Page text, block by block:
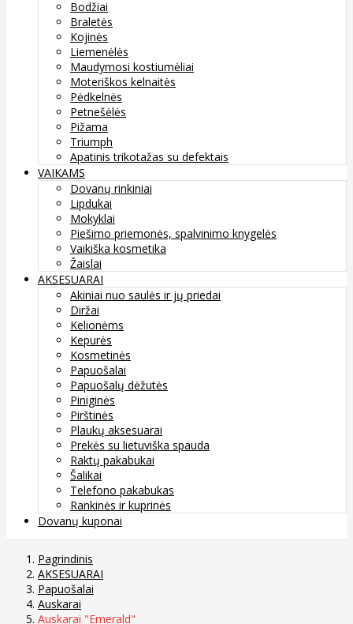
Bodžiai
Braletės
Kojinės
Liemenėlės
Maudymosi kostiumėliai
Moteriškos kelnaitės
Pėdkelnės
Petnešėlės
Pižama
Triumph
Apatinis trikotažas su defektais
VAIKAMS
Dovanų rinkiniai
Lipdukai
Mokyklai
Piešimo priemonės, spalvinimo knygelės
Vaikiška kosmetika
Žaislai
AKSESUARAI
Akiniai nuo saulės ir jų priedai
Diržai
Kelionėms
Kepurės
Kosmetinės
Papuošalai
Papuošalų dėžutės
Piniginės
Pirštinės
Plaukų aksesuarai
Prekės su lietuviška spauda
Raktų pakabukai
Šalikai
Telefono pakabukas
Rankinės ir kuprinės
Dovanų kuponai
Pagrindinis
AKSESUARAI
Papuošalai
Auskarai
Auskarai "Emerald"